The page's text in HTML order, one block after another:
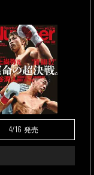
4/16 発売